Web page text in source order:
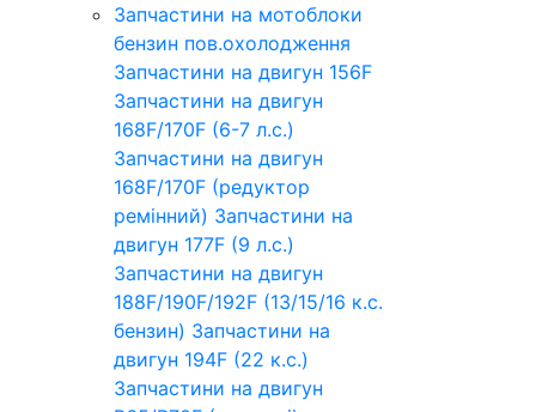
Запчастини на мотоблоки
бензин пов.охолодження
Запчастини на двигун 156F
Запчастини на двигун
168F/170F (6-7 л.с.)
Запчастини на двигун
168F/170F (редуктор
ремінний) Запчастини на
двигун 177F (9 л.с.)
Запчастини на двигун
188F/190F/192F (13/15/16 к.с.
бензин) Запчастини на
двигун 194F (22 к.с.)
Запчастини на двигун